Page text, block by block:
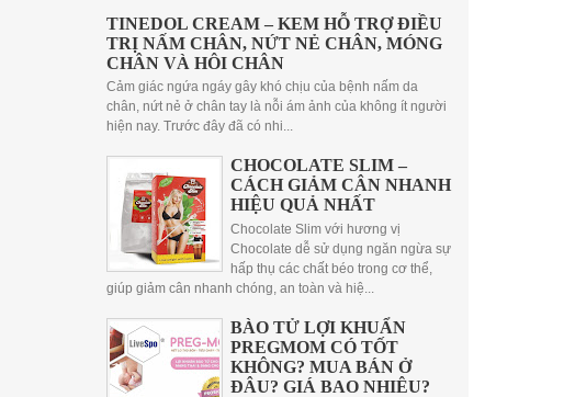
TINEDOL CREAM – KEM HỖ TRỢ ĐIỀU
TRỊ NẤM CHÂN, NỨT NẺ CHÂN, MÓNG
CHÂN VÀ HÔI CHÂN
Cảm giác ngứa ngáy gây khó chịu của bệnh nấm da
chân, nứt nẻ ở chân tay là nỗi ám ảnh của không ít người
hiện nay. Trước đây đã có nhi...
CHOCOLATE SLIM –
CÁCH GIẢM CÂN NHANH
HIỆU QUẢ NHẤT
Chocolate Slim với hương vị
Chocolate dễ sử dụng ngăn ngừa sự
hấp thụ các chất béo trong cơ thể,
giúp giảm cân nhanh chóng, an toàn và hiệ...
BÀO TỬ LỢI KHUẨN
PREGMOM CÓ TỐT
KHÔNG? MUA BÁN Ở
ĐÂU? GIÁ BAO NHIÊU?